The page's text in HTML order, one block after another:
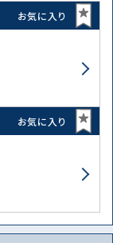
お気に入り
お気に入り